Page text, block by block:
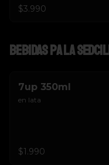
$3.990
Bebidas pa la
7up 350ml
en lata
$1.990